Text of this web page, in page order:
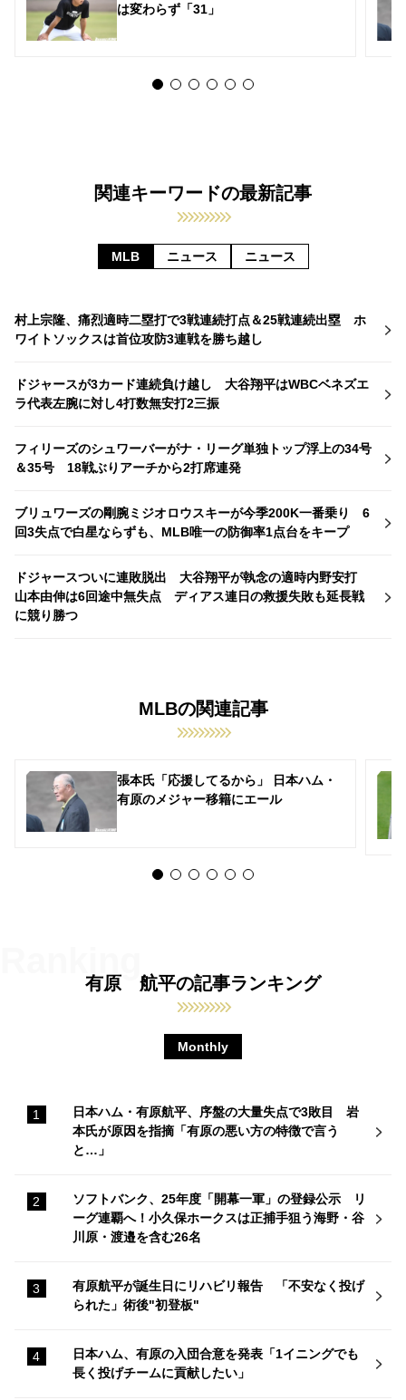
は変わらず「31」
関連キーワードの最新記事
MLB ニュース ニュース
村上宗隆、痛烈適時二塁打で3戦連続打点＆25戦連続出塁 ホ
ワイトソックスは首位攻防3連戦を勝ち越し
ドジャースが3カード連続負け越し 大谷翔平はWBCベネズエ
ラ代表左腕に対し4打数無安打2三振
フィリーズのシュワーバーがナ・リーグ単独トップ浮上の34号
＆35号 18戦ぶりアーチから2打席連発
ブリュワーズの剛腕ミジオロウスキーが今季200K一番乗り 6
回3失点で白星ならずも、MLB唯一の防御率1点台をキープ
ドジャースついに連敗脱出 大谷翔平が執念の適時内野安打
山本由伸は6回途中無失点 ディアス連日の救援失敗も延長戦
に競り勝つ
MLBの関連記事
張本氏「応援してるから」 日本ハム・
有原のメジャー移籍にエール
有原 航平の記事ランキング
Monthly
日本ハム・有原航平、序盤の大量失点で3敗目 岩
本氏が原因を指摘「有原の悪い方の特徴で言う
と…」
ソフトバンク、25年度「開幕一軍」の登録公示 リ
ーグ連覇へ！小久保ホークスは正捕手狙う海野・谷
川原・渡邉を含む26名
有原航平が誕生日にリハビリ報告 「不安なく投げ
られた」術後"初登板"
日本ハム、有原の入団合意を発表「1イニングでも
長く投げチームに貢献したい」